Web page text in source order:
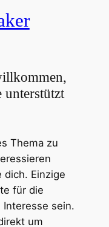
unterstützt
Thema zu
dich. Einzige
für die
Interesse sein.
um